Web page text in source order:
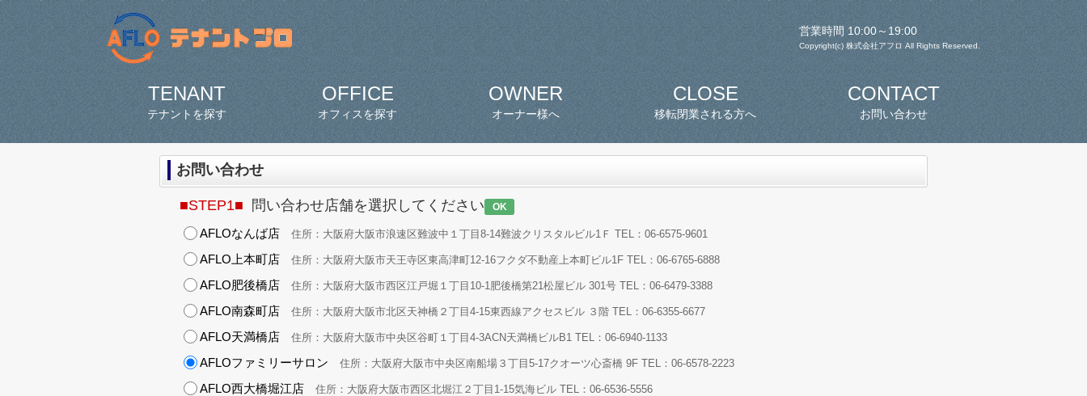
営業時間 10:00～19:00
Copyright(c) 株式会社アフロ All Rights Reserved.
TENANT
テナントを探す
OFFICE
オフィスを探す
OWNER
オーナー様へ
CLOSE
移転閉業される方へ
CONTACT
お問い合わせ
お問い合わせ
■STEP1■ 問い合わせ店舗を選択してください OK
AFLOなんば店 住所：大阪府大阪市浪速区難波中１丁目8-14難波クリスタルビル1Ｆ TEL：06-6575-9601
AFLO上本町店 住所：大阪府大阪市天王寺区東高津町12-16フクダ不動産上本町ビル1F TEL：06-6765-6888
AFLO肥後橋店 住所：大阪府大阪市西区江戸堀１丁目10-1肥後橋第21松屋ビル 301号 TEL：06-6479-3388
AFLO南森町店 住所：大阪府大阪市北区天神橋２丁目4-15東西線アクセスビル ３階 TEL：06-6355-6677
AFLO天満橋店 住所：大阪府大阪市中央区谷町１丁目4-3ACN天満橋ビルB1 TEL：06-6940-1133
AFLOファミリーサロン 住所：大阪府大阪市中央区南船場３丁目5-17クオーツ心斎橋 9F TEL：06-6578-2223
AFLO西大橋堀江店 住所：大阪府大阪市西区北堀江２丁目1-15気海ビル TEL：06-6536-5556